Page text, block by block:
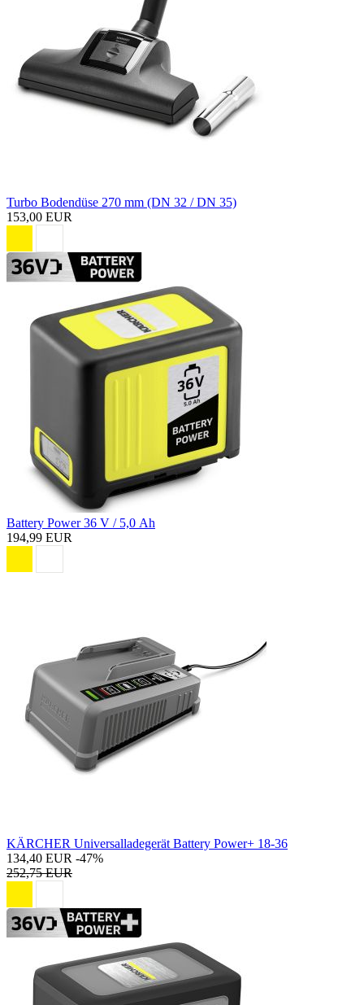
Turbo Bodendüse 270 mm (DN 32 / DN 35)
153,00 EUR
Battery Power 36 V / 5,0 Ah
194,99 EUR
KÄRCHER Universalladegerät Battery Power+ 18-36
134,40 EUR -47%
252,75 EUR